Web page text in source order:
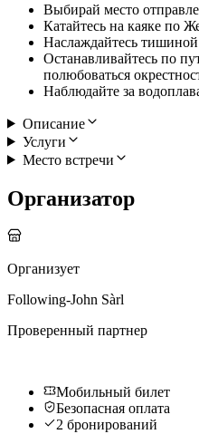
Выбирай место
Катайтесь на каяке по
Наслаждайтесь тишиной
Останавливайтесь по
полюбоваться
Наблюдайте за
Описание
Услуги
Место встречи
Организатор
Организует
Following-John Sàrl
Проверенный партнер
Мобильный билет
Безопасная оплата
2 бронирований